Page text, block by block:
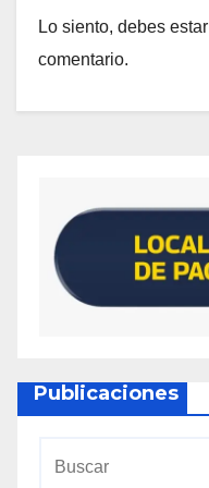
Lo siento, debes estar
comentario.
Publicaciones